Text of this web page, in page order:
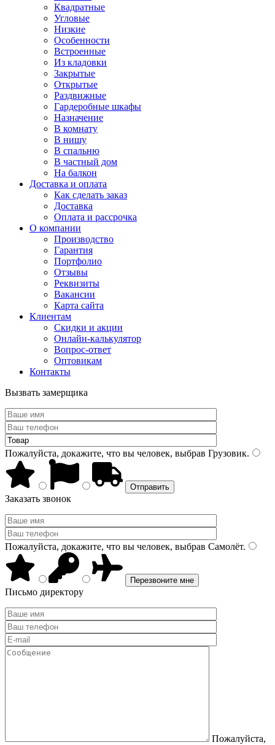
Квадратные
Угловые
Низкие
Особенности
Встроенные
Из кладовки
Закрытые
Открытые
Раздвижные
Гардеробные шкафы
Назначение
В комнату
В нишу
В спальню
В частный дом
На балкон
Доставка и оплата
Как сделать заказ
Доставка
Оплата и рассрочка
О компании
Производство
Гарантия
Портфолио
Отзывы
Реквизиты
Вакансии
Карта сайта
Клиентам
Скидки и акции
Онлайн-калькулятор
Вопрос-ответ
Оптовикам
Контакты
Вызвать замерщика
Пожалуйста, докажите, что вы человек, выбрав Грузовик.
Заказать звонок
Пожалуйста, докажите, что вы человек, выбрав Самолёт.
Письмо директору
Пожалуйста,